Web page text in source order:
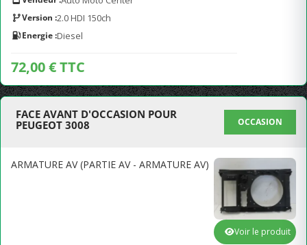
Version :2.0 HDI 150ch
Energie :Diesel
72,00 € TTC
FACE AVANT D'OCCASION POUR
PEUGEOT 3008
OCCASION
ARMATURE AV (PARTIE AV - ARMATURE AV)
Voir le produit